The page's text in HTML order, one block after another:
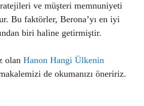
ve müşteri memnuniyeti
Bu faktörler, Berona’yı en iyi
biri haline getirmiştir.
olan Hanon Hangi Ülkenin
de okumanızı öneririz.